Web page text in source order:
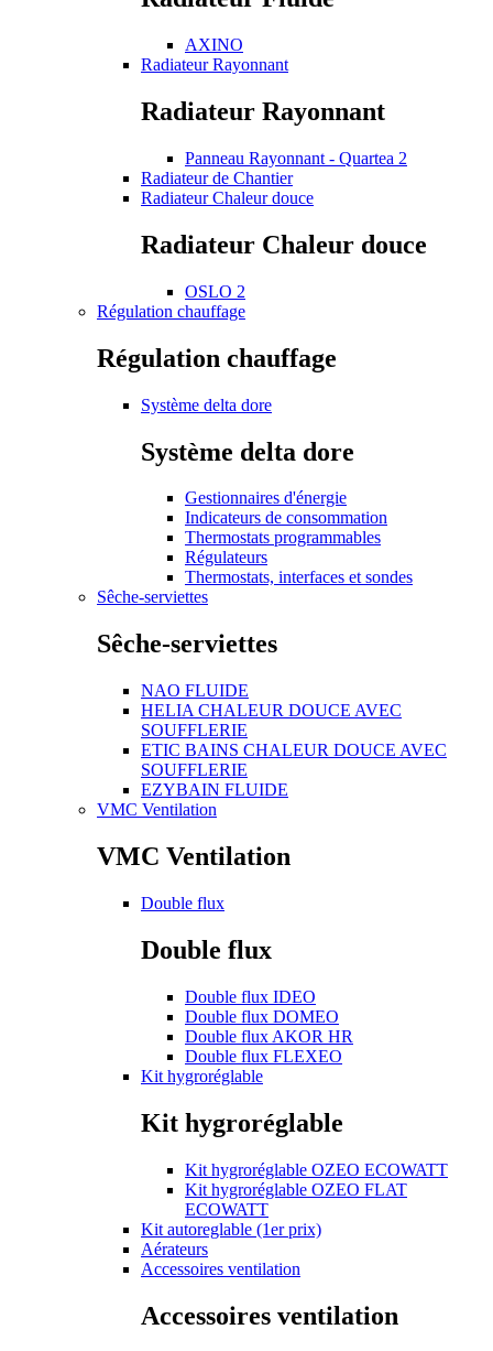
AXINO
Radiateur Rayonnant
Radiateur Rayonnant
Panneau Rayonnant - Quartea 2
Radiateur de Chantier
Radiateur Chaleur douce
Radiateur Chaleur douce
OSLO 2
Régulation chauffage
Régulation chauffage
Système delta dore
Système delta dore
Gestionnaires d'énergie
Indicateurs de consommation
Thermostats programmables
Régulateurs
Thermostats, interfaces et sondes
Sêche-serviettes
Sêche-serviettes
NAO FLUIDE
HELIA CHALEUR DOUCE AVEC
SOUFFLERIE
ETIC BAINS CHALEUR DOUCE AVEC
SOUFFLERIE
EZYBAIN FLUIDE
VMC Ventilation
VMC Ventilation
Double flux
Double flux
Double flux IDEO
Double flux DOMEO
Double flux AKOR HR
Double flux FLEXEO
Kit hygroréglable
Kit hygroréglable
Kit hygroréglable OZEO ECOWATT
Kit hygroréglable OZEO FLAT
ECOWATT
Kit autoreglable (1er prix)
Aérateurs
Accessoires ventilation
Accessoires ventilation